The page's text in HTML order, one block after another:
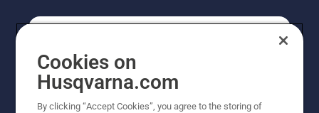
PROFESJONALISTA
Cookies on
Husqvarna.com
By clicking “Accept Cookies”, you agree to the storing of